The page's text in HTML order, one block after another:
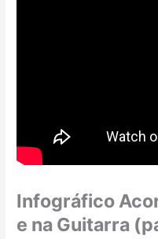
Infográfico
e na Guitarra